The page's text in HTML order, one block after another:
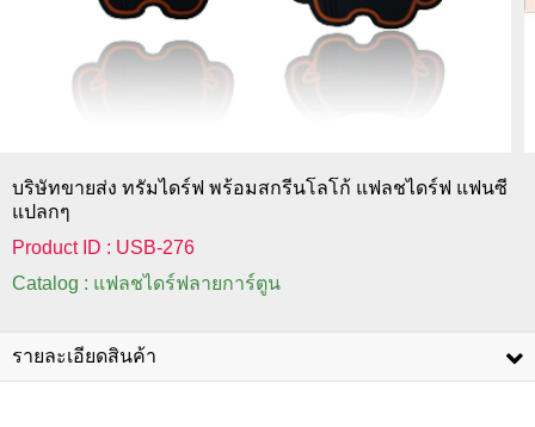
บริษัทขายส่ง ทรัมไดร์ฟ พร้อมสกรีนโลโก้ แฟลชไดร์ฟ แฟนซี
แปลกๆ
Product ID : USB-276
Catalog : แฟลชไดร์ฟลายการ์ตูน
รายละเอียดสินค้า